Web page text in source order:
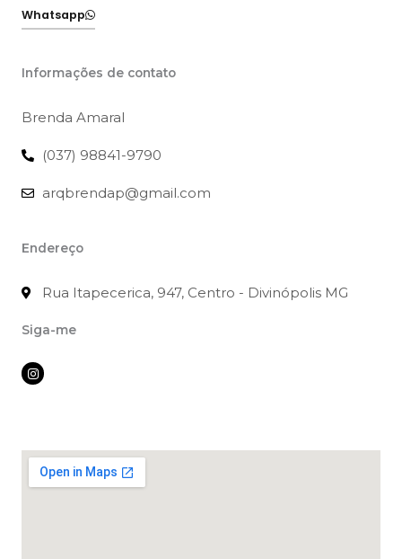
Whatsapp
Informações de contato
Brenda Amaral
(037) 98841-9790
arqbrendap@gmail.com
Endereço
Rua Itapecerica, 947, Centro - Divinópolis MG
Siga-me
I
n
a
m